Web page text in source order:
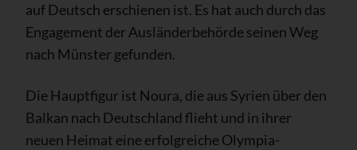
auf Deutsch erschienen ist. Es hat auch durch das
Engagement der Ausländerbehörde seinen Weg
nach Münster gefunden.
Die Hauptfigur ist Noura, die aus Syrien über den
Balkan nach Deutschland flieht und in ihrer
neuen Heimat eine erfolgreiche Olympia-